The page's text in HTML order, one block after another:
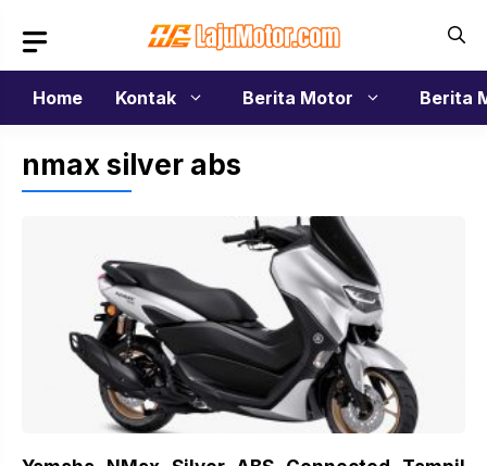
isi
Home
Kontak Berita Motor Berita
nmax silver abs